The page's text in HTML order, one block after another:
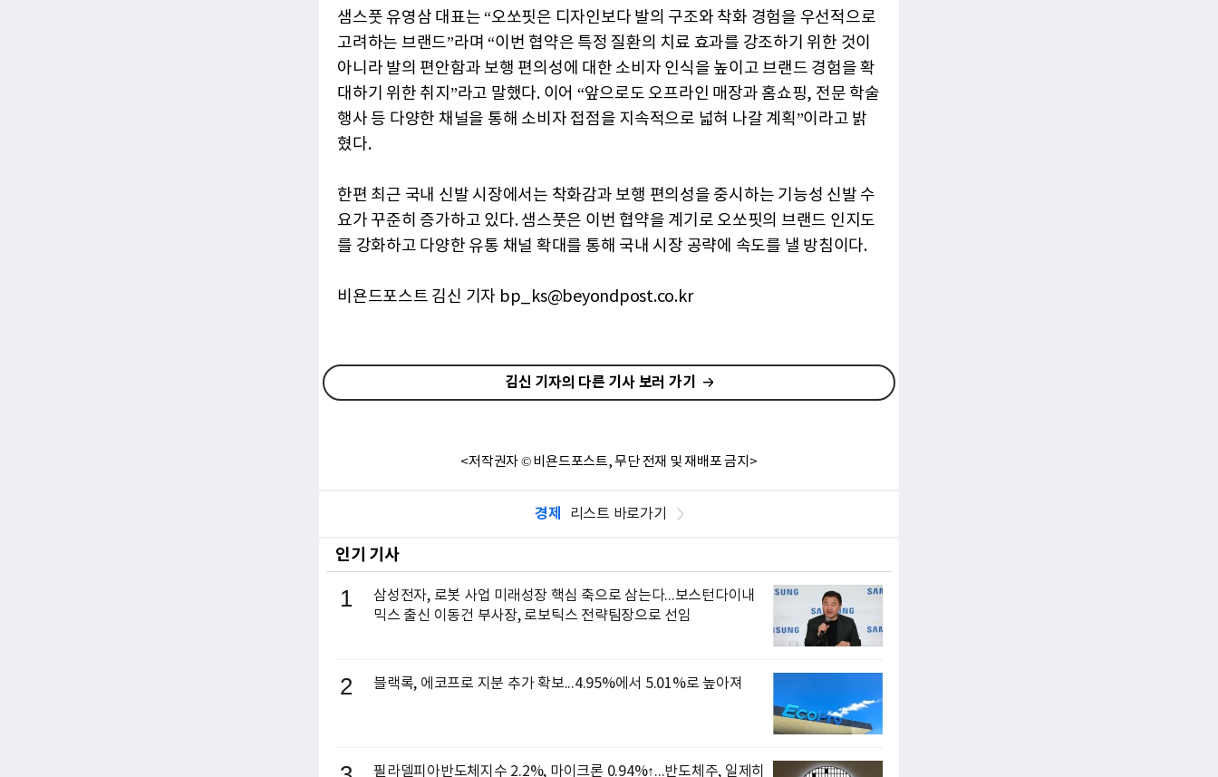
샘스풋 유영삼 대표는 “오쏘핏은 디자인보다 발의 구조와 착화 경험을 우선적으로
고려하는 브랜드”라며 “이번 협약은 특정 질환의 치료 효과를 강조하기 위한 것이
아니라 발의 편안함과 보행 편의성에 대한 소비자 인식을 높이고 브랜드 경험을 확
대하기 위한 취지”라고 말했다. 이어 “앞으로도 오프라인 매장과 홈쇼핑, 전문 학술
행사 등 다양한 채널을 통해 소비자 접점을 지속적으로 넓혀 나갈 계획”이라고 밝
혔다.
한편 최근 국내 신발 시장에서는 착화감과 보행 편의성을 중시하는 기능성 신발 수
요가 꾸준히 증가하고 있다. 샘스풋은 이번 협약을 계기로 오쏘핏의 브랜드 인지도
를 강화하고 다양한 유통 채널 확대를 통해 국내 시장 공략에 속도를 낼 방침이다.
비욘드포스트 김신 기자 bp_ks@beyondpost.co.kr
김신 기자의 다른 기사 보러 가기
<저작권자 © 비욘드포스트, 무단 전재 및 재배포 금지>
경제 리스트 바로가기
인기 기사
1
삼성전자, 로봇 사업 미래성장 핵심 축으로 삼는다...보스턴다이내
믹스 출신 이동건 부사장, 로보틱스 전략팀장으로 선임
2 블랙록, 에코프로 지분 추가 확보...4.95%에서 5.01%로 높아져
필라델피아반도체지수 2.2%, 마이크론 0.94%↑...반도체주, 일제히